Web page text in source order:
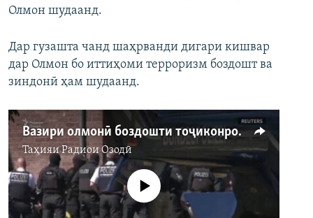
Олмон шудаанд.
Дар гузашта чанд шаҳрванди дигари кишвар
дар Олмон бо иттиҳоми терроризм боздошт ва
зиндонӣ ҳам шудаанд.
Вазири олмонӣ боздошти тоҷиконро шарҳ дод
ТаҳияиРадиои Озодӣ
Феълан кор намекунад